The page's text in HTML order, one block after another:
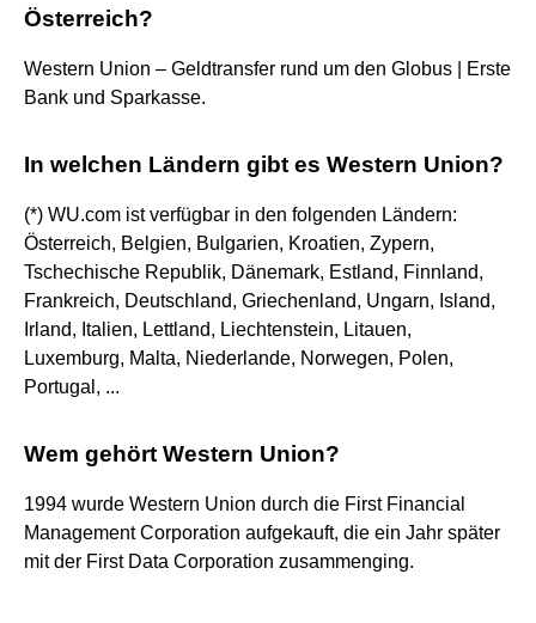
Österreich?
Western Union – Geldtransfer rund um den Globus | Erste
Bank und Sparkasse.
In welchen Ländern gibt es Western Union?
(*) WU.com ist verfügbar in den folgenden Ländern:
Österreich, Belgien, Bulgarien, Kroatien, Zypern,
Tschechische Republik, Dänemark, Estland, Finnland,
Frankreich, Deutschland, Griechenland, Ungarn, Island,
Irland, Italien, Lettland, Liechtenstein, Litauen,
Luxemburg, Malta, Niederlande, Norwegen, Polen,
Portugal, ...
Wem gehört Western Union?
1994 wurde Western Union durch die First Financial
Management Corporation aufgekauft, die ein Jahr später
mit der First Data Corporation zusammenging.